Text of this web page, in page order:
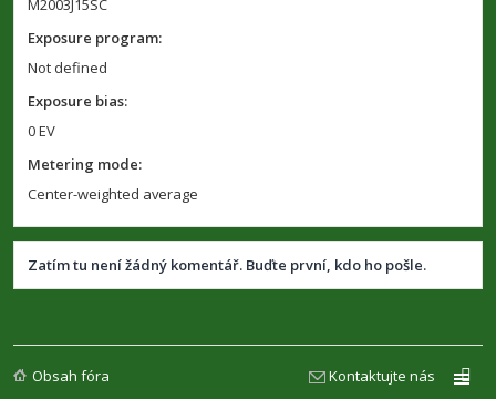
M2003J15SC
Exposure program:
Not defined
Exposure bias:
0 EV
Metering mode:
Center-weighted average
Zatím tu není žádný komentář. Buďte první, kdo ho pošle.
Obsah fóra Kontaktujte nás